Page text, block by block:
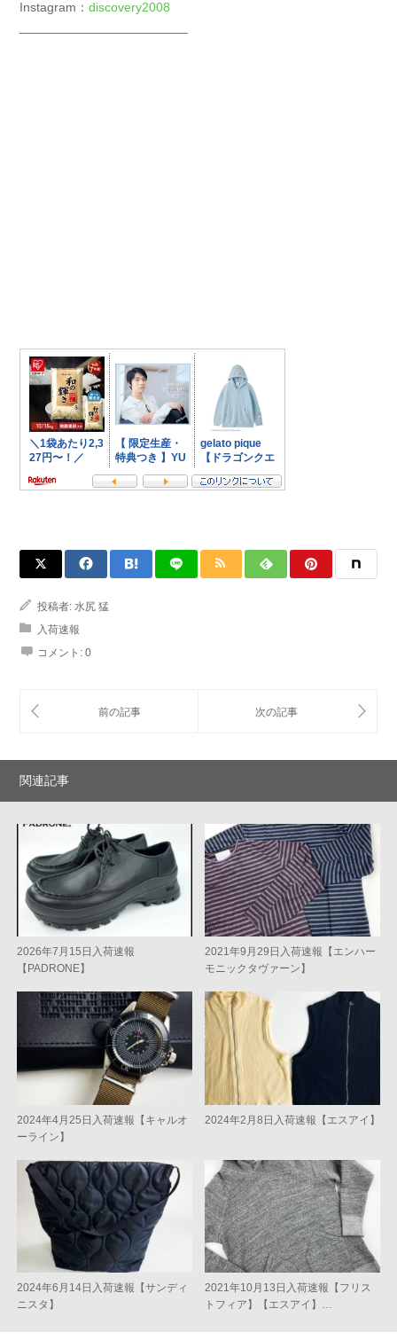
Instagram： discovery2008
—————————————–
投稿者: 水尻 猛
入荷速報
コメント: 0
関連記事
2026年7月15日入荷速報
【PADRONE】
2021年9月29日入荷速報【エンハー
モニックタヴァーン】
2024年4月25日入荷速報【キャルオ
ーライン】
2024年2月8日入荷速報【エスアイ】
2024年6月14日入荷速報【サンディ
ニスタ】
2021年10月13日入荷速報【フリス
トフィア】【エスアイ】…